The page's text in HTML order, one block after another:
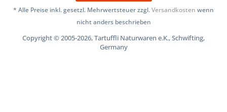
* Alle Preise inkl. gesetzl. Mehrwertsteuer zzgl.Versandkosten wenn
nicht anders beschrieben
Copyright © 2005-2026, Tartuffli Naturwaren e.K., Schwifting,
Germany